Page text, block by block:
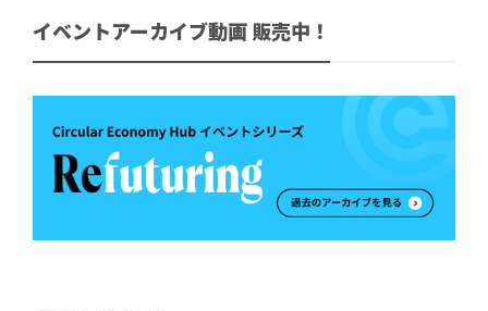
イベントアーカイブ動画 販売中！